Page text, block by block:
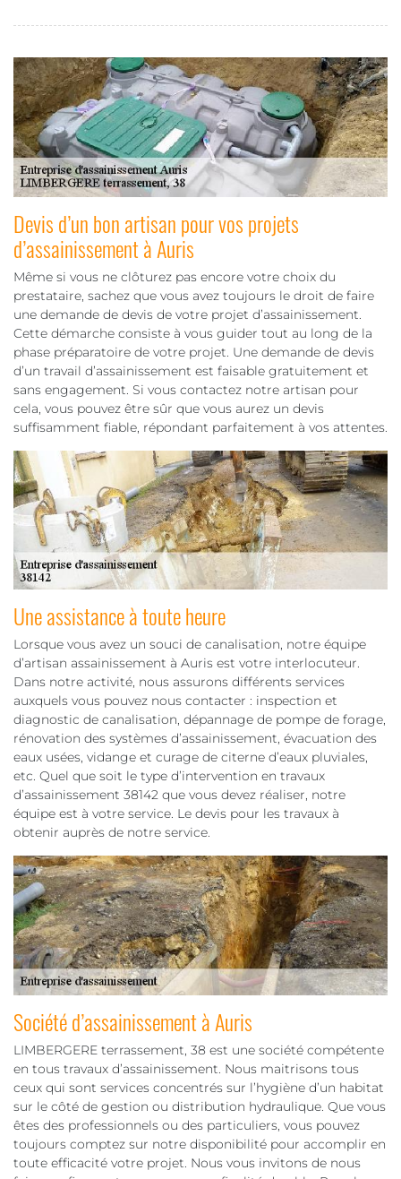
Devis d’un bon artisan pour vos projets
d’assainissement à Auris
Même si vous ne clôturez pas encore votre choix du
prestataire, sachez que vous avez toujours le droit de faire
une demande de devis de votre projet d’assainissement.
Cette démarche consiste à vous guider tout au long de la
phase préparatoire de votre projet. Une demande de devis
d’un travail d’assainissement est faisable gratuitement et
sans engagement. Si vous contactez notre artisan pour
cela, vous pouvez être sûr que vous aurez un devis
suffisamment fiable, répondant parfaitement à vos attentes.
Une assistance à toute heure
Lorsque vous avez un souci de canalisation, notre équipe
d’artisan assainissement à Auris est votre interlocuteur.
Dans notre activité, nous assurons différents services
auxquels vous pouvez nous contacter : inspection et
diagnostic de canalisation, dépannage de pompe de forage,
rénovation des systèmes d’assainissement, évacuation des
eaux usées, vidange et curage de citerne d’eaux pluviales,
etc. Quel que soit le type d’intervention en travaux
d’assainissement 38142 que vous devez réaliser, notre
équipe est à votre service. Le devis pour les travaux à
obtenir auprès de notre service.
Société d’assainissement à Auris
LIMBERGERE terrassement, 38 est une société compétente
en tous travaux d’assainissement. Nous maitrisons tous
ceux qui sont services concentrés sur l’hygiène d’un habitat
sur le côté de gestion ou distribution hydraulique. Que vous
êtes des professionnels ou des particuliers, vous pouvez
toujours comptez sur notre disponibilité pour accomplir en
toute efficacité votre projet. Nous vous invitons de nous